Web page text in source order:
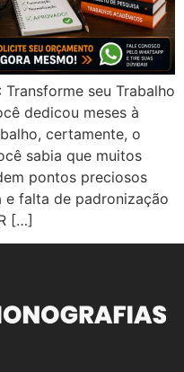
seu Trabalho
dedicou meses à
certamente, o
sabia que muitos
pontos preciosos
falta de padronização
[…]